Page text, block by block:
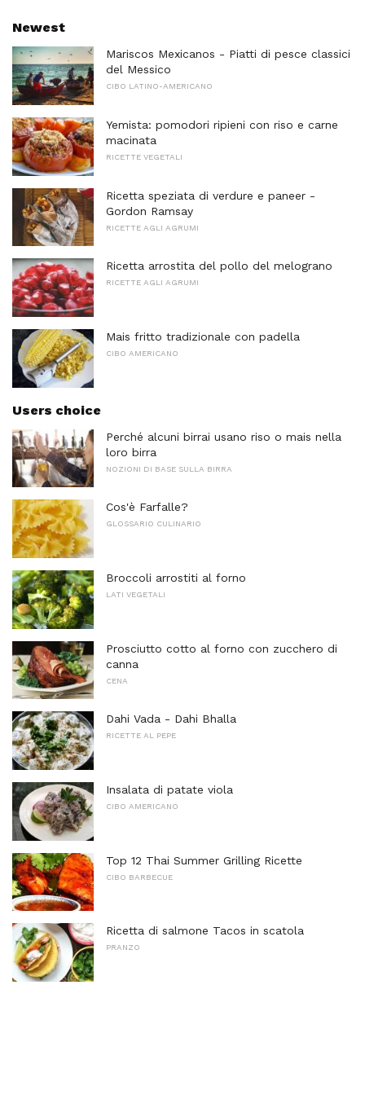
Newest
Mariscos Mexicanos - Piatti di pesce classici
del Messico
CIBO LATINO-AMERICANO
Yemista: pomodori ripieni con riso e carne
macinata
RICETTE VEGETALI
Ricetta speziata di verdure e paneer -
Gordon Ramsay
RICETTE AGLI AGRUMI
Ricetta arrostita del pollo del melograno
RICETTE AGLI AGRUMI
Mais fritto tradizionale con padella
CIBO AMERICANO
Users choice
Perché alcuni birrai usano riso o mais nella
loro birra
NOZIONI DI BASE SULLA BIRRA
Cos'è Farfalle?
GLOSSARIO CULINARIO
Broccoli arrostiti al forno
LATI VEGETALI
Prosciutto cotto al forno con zucchero di
canna
CENA
Dahi Vada - Dahi Bhalla
RICETTE AL PEPE
Insalata di patate viola
CIBO AMERICANO
Top 12 Thai Summer Grilling Ricette
CIBO BARBECUE
Ricetta di salmone Tacos in scatola
PRANZO